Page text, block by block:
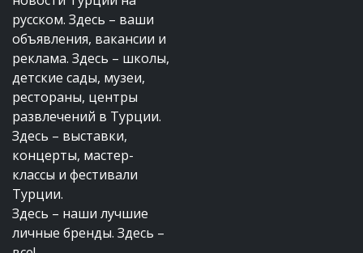
русском. Здесь – ваши
объявления, вакансии и
реклама. Здесь – школы,
детские сады, музеи,
рестораны, центры
развлечений в Турции.
Здесь – выставки,
концерты, мастер-
классы и фестивали
Турции.
Здесь – наши лучшие
личные бренды. Здесь –